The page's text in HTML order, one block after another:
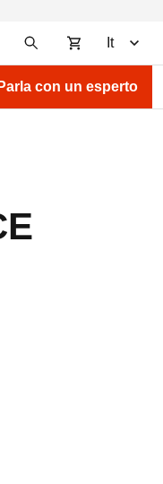
It
Parla con un esperto